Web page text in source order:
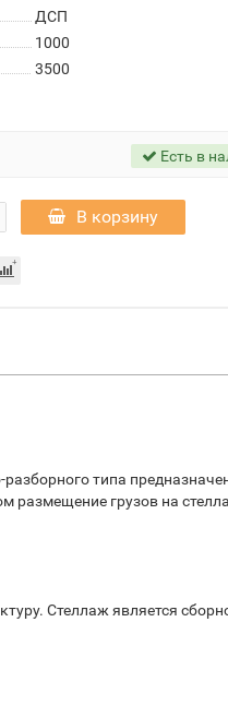
ДСП
1000
3500
Есть в
В корзину
типа
размещение грузов на
Стеллаж является